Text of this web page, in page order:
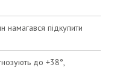
намагався підкупити
до +38°,